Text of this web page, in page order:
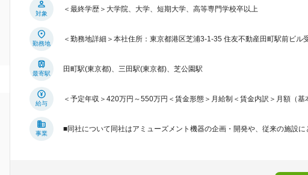
対象
＜最終学歴＞大学院、大学、短期大学、高等専門学校卒以上
勤務地
＜勤務地詳細＞本社住所：東京都港区芝浦3-1-35 住友不動産田町駅前ビル
最寄駅
田町駅(東京都)、三田駅(東京都)、芝公園駅
給与
＜予定年収＞420万円～550万円＜賃金形態＞月給制＜賃金内訳＞月額（基
事業
■同社について同社はアミューズメント機器の企画・開発や、従来の施設